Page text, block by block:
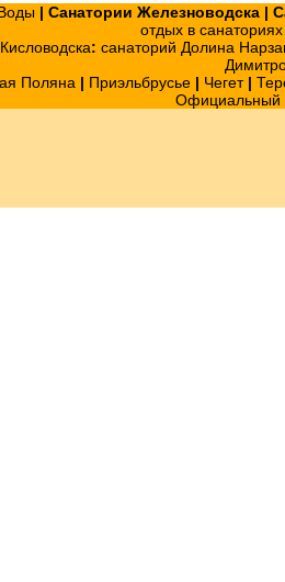
| Санатории Железноводска |
отдых в
: санаторий Долина
Поляна | Приэльбрусье| Чегет|
Официальный